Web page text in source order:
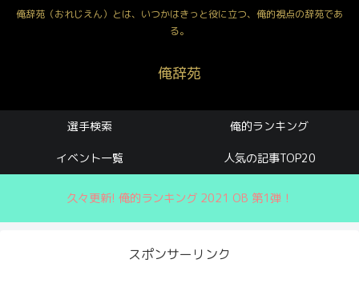
俺辞苑（おれじえん）とは、いつかはきっと役に立つ、俺的視点の辞苑であ
る。
俺辞苑
選手検索 俺的ランキング
イベント一覧 人気の記事TOP20
久々更新! 俺的ランキング 2021 OB 第1弾！
スポンサーリンク